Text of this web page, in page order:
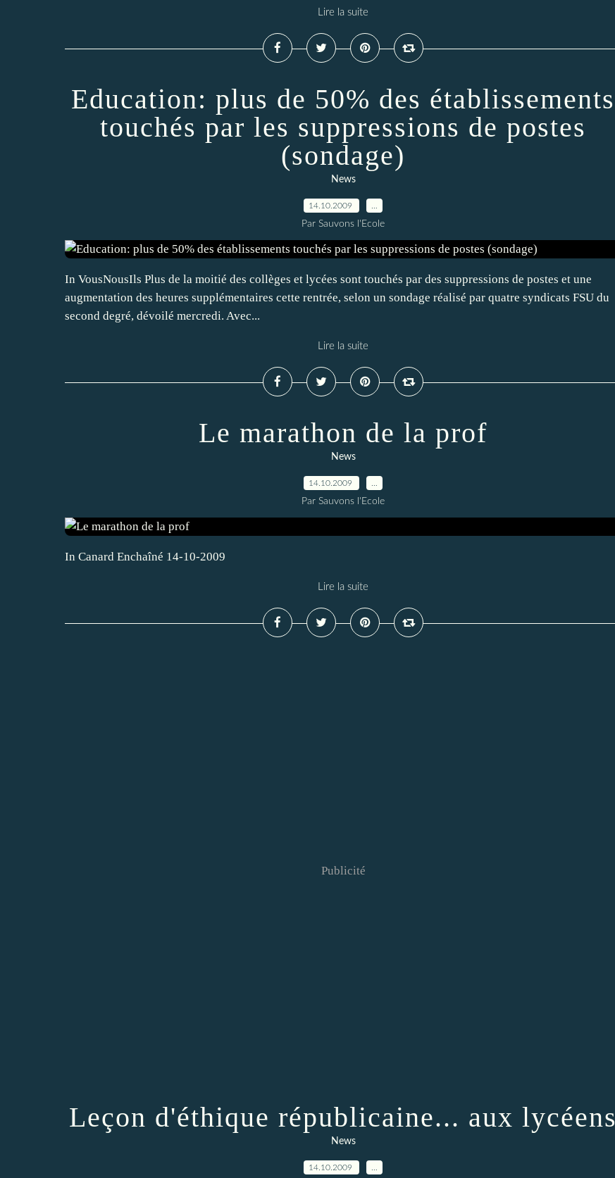
Lire la suite
Education: plus de 50% des établissements
touchés par les suppressions de postes
(sondage)
News
14.10.2009
Par Sauvons l'Ecole
In VousNousIls Plus de la moitié des collèges et lycées sont touchés par des suppressions de postes et une
augmentation des heures supplémentaires cette rentrée, selon un sondage réalisé par quatre syndicats FSU du
second degré, dévoilé mercredi. Avec...
Lire la suite
Le marathon de la prof
News
14.10.2009
Par Sauvons l'Ecole
In Canard Enchaîné 14-10-2009
Lire la suite
Publicité
Leçon d'éthique républicaine... aux lycéens
News
14.10.2009